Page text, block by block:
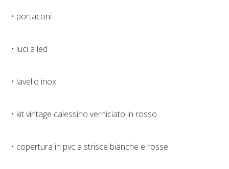
• portaconi
• luci a led
• lavello inox
• kit vintage calessino verniciato in rosso
• copertura in pvc a strisce bianche e rosse